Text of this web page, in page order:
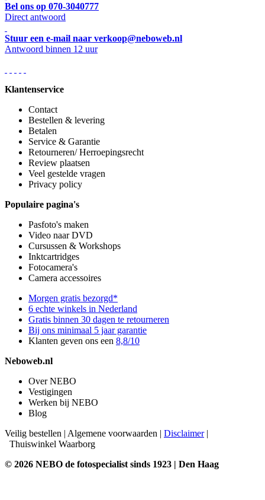
Bel ons op 070-3040777
Direct antwoord
Stuur een e-mail naar verkoop@neboweb.nl
Antwoord binnen 12 uur
Klantenservice
Contact
Bestellen & levering
Betalen
Service & Garantie
Retourneren/ Herroepingsrecht
Review plaatsen
Veel gestelde vragen
Privacy policy
Populaire pagina's
Pasfoto's maken
Video naar DVD
Cursussen & Workshops
Inktcartridges
Fotocamera's
Camera accessoires
Morgen gratis bezorgd*
6 echte winkels in Nederland
Gratis binnen 30 dagen te retourneren
Bij ons minimaal 5 jaar garantie
Klanten geven ons een 8,8/10
Neboweb.nl
Over NEBO
Vestigingen
Werken bij NEBO
Blog
Veilig bestellen | Algemene voorwaarden | Disclaimer|
Thuiswinkel Waarborg
© 2026 NEBO de fotospecialist sinds 1923 | Den Haag